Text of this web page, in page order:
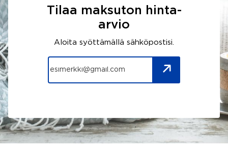
Tilaa maksuton hinta-
arvio
Aloita syöttämällä sähköpostisi.